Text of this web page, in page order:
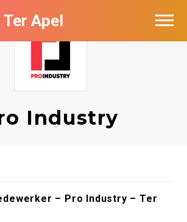
Apel
Industry
– Pro Industry – Ter